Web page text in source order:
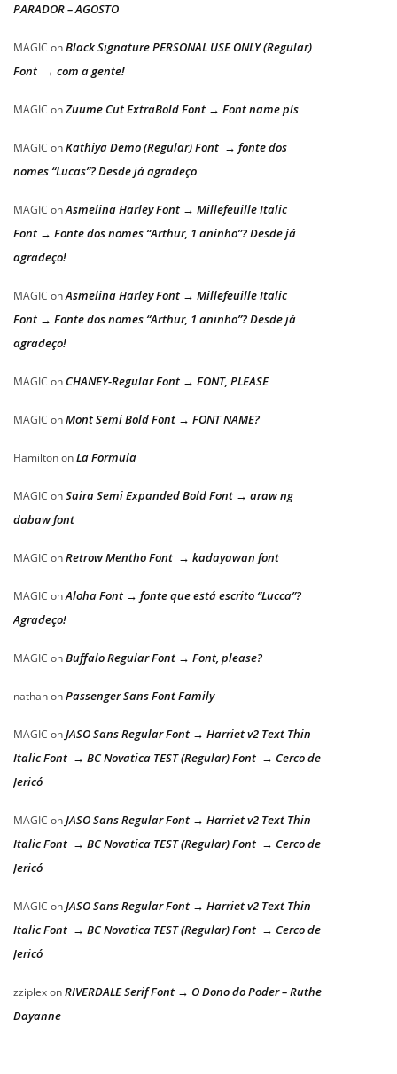
PARADOR – AGOSTO
MAGIC onBlack Signature PERSONAL USE ONLY (Regular)
Font → com a gente!
MAGIC onZuume Cut ExtraBold Font → Font name pls
MAGIC onKathiya Demo (Regular) Font → fonte dos
nomes “Lucas”? Desde já agradeço
MAGIC onAsmelina Harley Font → Millefeuille Italic
Font → Fonte dos nomes “Arthur, 1 aninho”? Desde já
agradeço!
MAGIC onAsmelina Harley Font → Millefeuille Italic
Font → Fonte dos nomes “Arthur, 1 aninho”? Desde já
agradeço!
MAGIC on CHANEY-Regular Font → FONT, PLEASE
MAGIC onMont Semi Bold Font → FONT NAME?
HamiltononLa Formula
MAGIC onSaira Semi Expanded Bold Font → araw ng
dabaw font
MAGIC onRetrow Mentho Font → kadayawan font
MAGIC onAloha Font → fonte que está escrito “Lucca”?
Agradeço!
MAGIC onBuffalo Regular Font → Font, please?
nathanonPassenger Sans Font Family
MAGIC onJASO Sans Regular Font → Harriet v2 Text Thin
Italic Font → BC Novatica TEST (Regular) Font → Cerco de
Jericó
MAGIC onJASO Sans Regular Font → Harriet v2 Text Thin
Italic Font → BC Novatica TEST (Regular) Font → Cerco de
Jericó
MAGIC onJASO Sans Regular Font → Harriet v2 Text Thin
Italic Font → BC Novatica TEST (Regular) Font → Cerco de
Jericó
zziplexonRIVERDALE Serif Font → O Dono do Poder – Ruthe
Dayanne